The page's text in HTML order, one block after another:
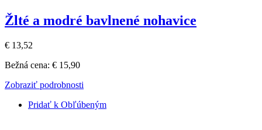
Žlté a modré bavlnené nohavice
€ 13,52
Bežná cena: € 15,90
Zobraziť podrobnosti
Pridať k Obľúbeným